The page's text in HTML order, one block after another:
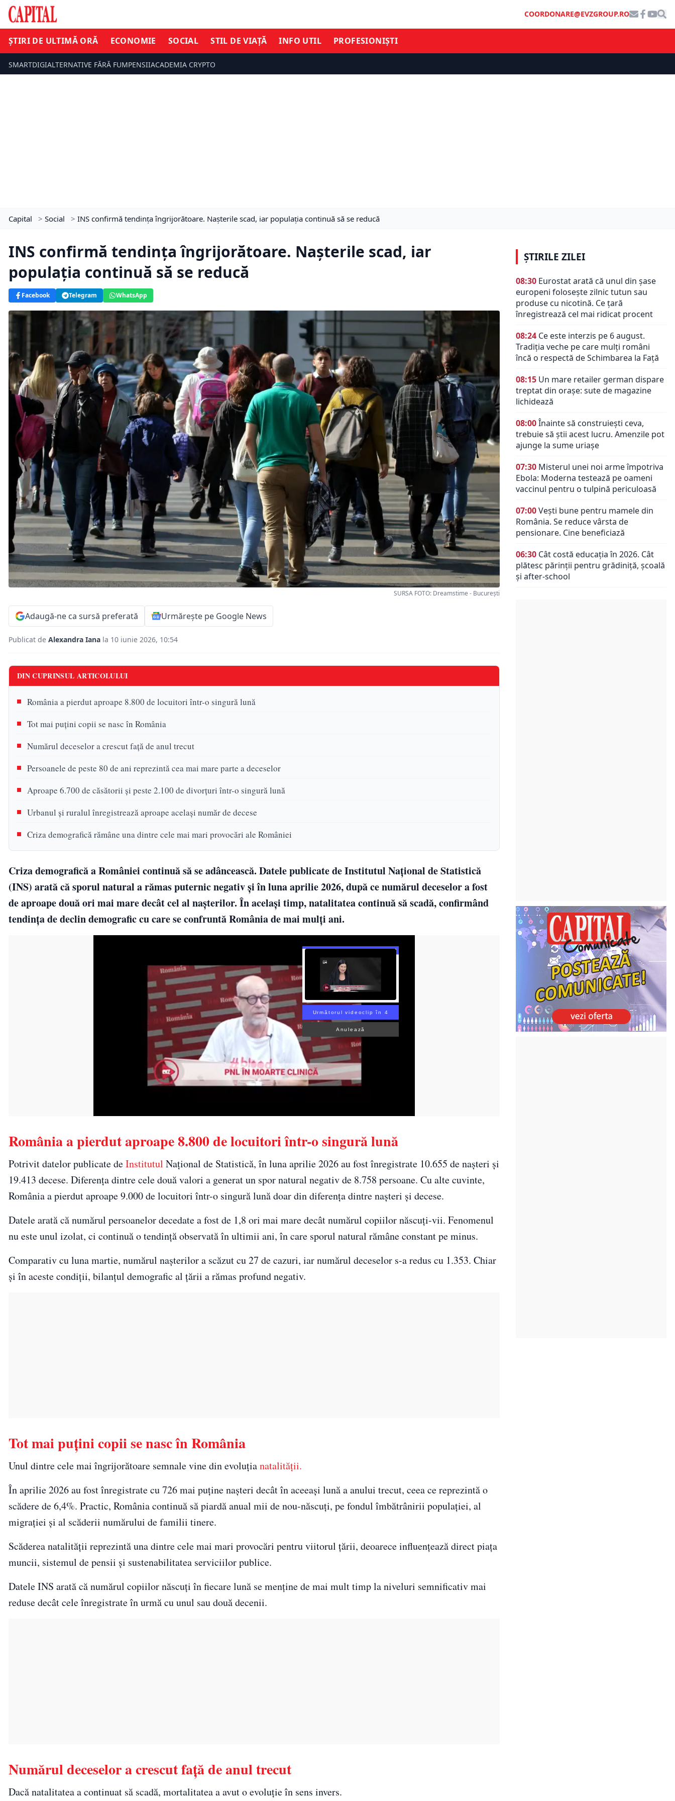
COORDONARE@EVZGROUP.RO
ȘTIRI DE ULTIMĂ ORĂ ECONOMIE SOCIAL STIL DE VIAȚĂ INFO UTIL PROFESIONIȘTI
SMARTDIGIALTERNATIVE FĂRĂ FUMPENSIIACADEMIA CRYPTO
Capital > Social > INS confirmă tendința îngrijorătoare. Nașterile scad, iar populația continuă să se reducă
INS confirmă tendința îngrijorătoare. Nașterile scad, iar
populația continuă să se reducă
Facebook Telegram WhatsApp
SURSA FOTO: Dreamstime - București
Adaugă-ne ca sursă preferată Urmărește pe Google News
Publicat de Alexandra Iana la 10 iunie 2026, 10:54
DIN CUPRINSUL ARTICOLULUI
România a pierdut aproape 8.800 de locuitori într-o singură lună
Tot mai puțini copii se nasc în România
Numărul deceselor a crescut față de anul trecut
Persoanele de peste 80 de ani reprezintă cea mai mare parte a deceselor
Aproape 6.700 de căsătorii și peste 2.100 de divorțuri într-o singură lună
Urbanul și ruralul înregistrează aproape același număr de decese
Criza demografică rămâne una dintre cele mai mari provocări ale României
Criza demografică a României continuă să se adâncească. Datele publicate de Institutul Național de Statistică
(INS) arată că sporul natural a rămas puternic negativ și în luna aprilie 2026, după ce numărul deceselor a fost
de aproape două ori mai mare decât cel al nașterilor. În același timp, natalitatea continuă să scadă, confirmând
tendința de declin demografic cu care se confruntă România de mai mulți ani.
Următorul videoclip în 3
Anulează
România a pierdut aproape 8.800 de locuitori într-o singură lună
Potrivit datelor publicate deInstitutul Național de Statistică, în luna aprilie 2026 au fost înregistrate 10.655 de nașteri și
19.413 decese. Diferența dintre cele două valori a generat un spor natural negativ de 8.758 persoane. Cu alte cuvinte,
România a pierdut aproape 9.000 de locuitori într-o singură lună doar din diferența dintre nașteri și decese.
Datele arată că numărul persoanelor decedate a fost de 1,8 ori mai mare decât numărul copiilor născuți-vii. Fenomenul
nu este unul izolat, ci continuă o tendință observată în ultimii ani, în care sporul natural rămâne constant pe minus.
Comparativ cu luna martie, numărul nașterilor a scăzut cu 27 de cazuri, iar numărul deceselor s-a redus cu 1.353. Chiar
și în aceste condiții, bilanțul demografic al țării a rămas profund negativ.
Tot mai puțini copii se nasc în România
Unul dintre cele mai îngrijorătoare semnale vine din evoluțianatalității.
În aprilie 2026 au fost înregistrate cu 726 mai puține nașteri decât în aceeași lună a anului trecut, ceea ce reprezintă o
scădere de 6,4%. Practic, România continuă să piardă anual mii de nou-născuți, pe fondul îmbătrânirii populației, al
migrației și al scăderii numărului de familii tinere.
Scăderea natalității reprezintă una dintre cele mai mari provocări pentru viitorul țării, deoarece influențează direct piața
muncii, sistemul de pensii și sustenabilitatea serviciilor publice.
Datele INS arată că numărul copiilor născuți în fiecare lună se menține de mai mult timp la niveluri semnificativ mai
reduse decât cele înregistrate în urmă cu unul sau două decenii.
Numărul deceselor a crescut față de anul trecut
Dacă natalitatea a continuat să scadă, mortalitatea a avut o evoluție în sens invers.
ȘTIRILE ZILEI
08:30 Eurostat arată că unul din șase
europeni folosește zilnic tutun sau
produse cu nicotină. Ce țară
înregistrează cel mai ridicat procent
08:24 Ce este interzis pe 6 august.
Tradiția veche pe care mulți români
încă o respectă de Schimbarea la Față
08:15 Un mare retailer german dispare
treptat din orașe: sute de magazine
lichidează
08:00Înainte să construiești ceva,
trebuie să știi acest lucru. Amenzile pot
ajunge la sume uriașe
07:30 Misterul unei noi arme împotriva
Ebola: Moderna testează pe oameni
vaccinul pentru o tulpină periculoasă
07:00Vești bune pentru mamele din
România. Se reduce vârsta de
pensionare. Cine beneficiază
06:30 Cât costă educația în 2026. Cât
plătesc părinții pentru grădiniță, școală
și after-school